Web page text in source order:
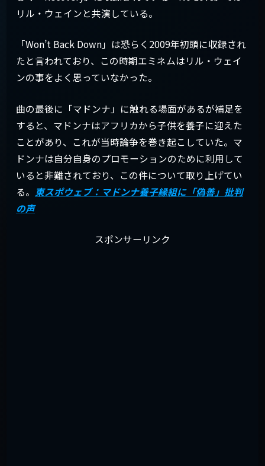
リル・ウェインと共演している。
「Won’t Back Down」は恐らく2009年初頭に収録され
たと言われており、この時期エミネムはリル・ウェイ
ンの事をよく思っていなかった。
曲の最後に「マドンナ」に触れる場面があるが補足を
すると、マドンナはアフリカから子供を養子に迎えた
ことがあり、これが当時論争を巻き起こしていた。マ
ドンナは自分自身のプロモーションのために利用して
いると非難されており、この件について取り上げてい
る。 東スポウェブ：マドンナ養子縁組に「偽善」批判
の声
スポンサーリンク